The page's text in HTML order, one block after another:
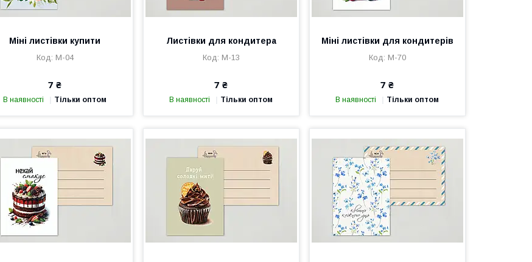
Міні листівки купити
М-04
7 ₴
В наявності Тільки оптом
Листівки для кондитера
М-13
7 ₴
В наявності Тільки оптом
Міні листівки для кондитерів
М-70
7 ₴
В наявності Тільки оптом